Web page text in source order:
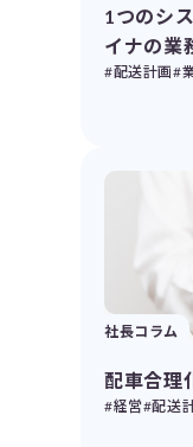
1つのシ
イナの業
#配送計画#
社長コラム
配車合理
#経営#配送